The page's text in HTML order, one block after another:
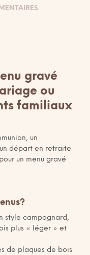
gravé
ou
familiaux
un
départ en retraite
un menu gravé
style campagnard,
plus « léger » et
de plaques de bois